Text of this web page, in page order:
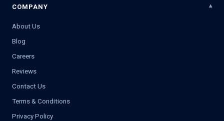
COMPANY
About Us
Blog
Careers
Reviews
Contact Us
Terms & Conditions
Privacy Policy